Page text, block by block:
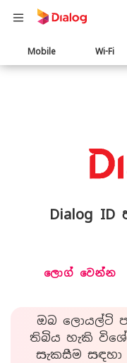
Main
navigation
Mobile Wi-Fi
Dialog
ලොග් වෙන්න
ඔබ ලොයල්ටි
තිබිය හැකි
සැකසීම